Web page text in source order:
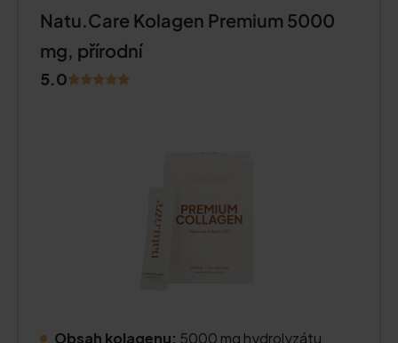
Natu.Care Kolagen Premium 5000
mg, přírodní
5.0
Obsah kolagenu: 5000 mg hydrolyzátu